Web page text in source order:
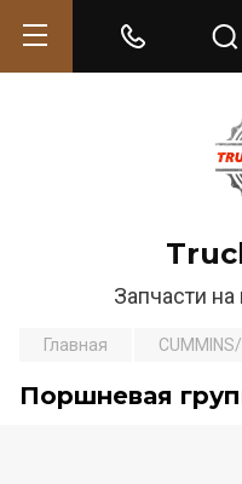
Запчасти на
Главная
Поршневая